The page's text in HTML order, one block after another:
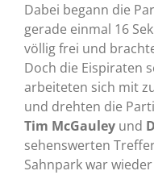
Dabei begann die
gerade einmal 16
völlig frei und
Doch die Eispiraten
arbeiteten sich mit
und drehten die
Tim McGauley und
sehenswerten
Sahnpark war